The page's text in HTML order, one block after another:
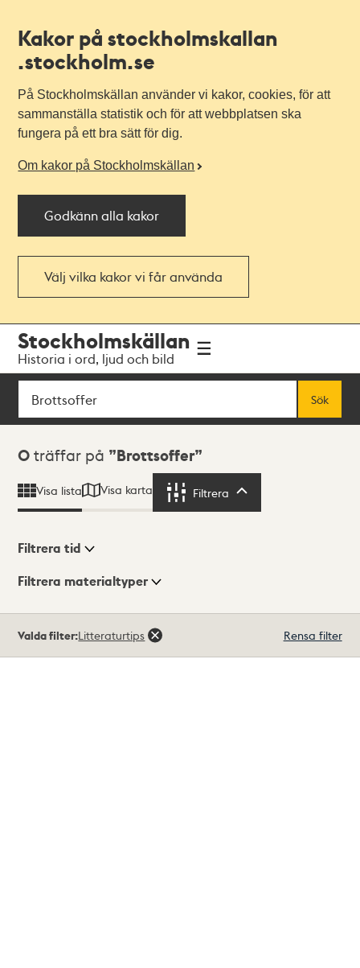
Kakor på stockholmskallan
.stockholm.se
På Stockholmskällan använder vi kakor, cookies, för att
sammanställa statistik och för att webbplatsen ska
fungera på ett bra sätt för dig.
Om kakor på Stockholmskällan
Godkänn alla kakor
Välj vilka kakor vi får använda
navigationen
huvudinnehållet
Stockholmskällan
Historia i ord, ljud och bild
Sök
Sök
Sökresultat
0 träffar på Brottsoffer
Visa lista Visa karta Filtrera
Visningsläge
Filtrera tid
Filtrera materialtyper
träffar
Valda filter:Litteraturtips Rensa filter